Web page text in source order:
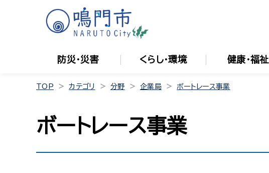
防災・災害 くらし・環境 健康・福祉
TOP カテゴリ 分野 企業局 ボートレース事業
ボートレース事業